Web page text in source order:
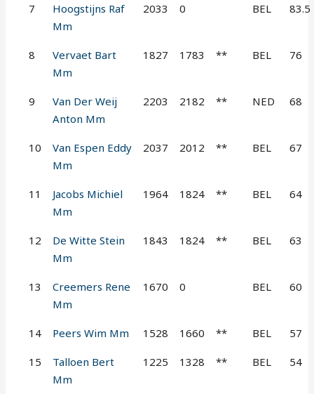
7
Hoogstijns Raf
Mm
2033 0 BEL 83.5
8
Vervaet Bart
Mm
1827 1783 ** BEL 76
9
Van Der Weij
Anton Mm
2203 2182 ** NED 68
10
Van Espen Eddy
Mm
2037 2012 ** BEL 67
11
Jacobs Michiel
Mm
1964 1824 ** BEL 64
12
De Witte Stein
Mm
1843 1824 ** BEL 63
13
Creemers Rene
Mm
1670 0 BEL 60
14 Peers Wim Mm 1528 1660 ** BEL 57
15
Talloen Bert
Mm
1225 1328 ** BEL 54